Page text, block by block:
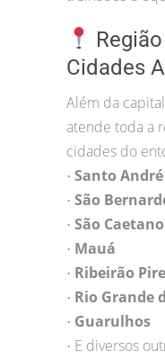
Cidades
Além da
atende toda a
cidades do
• Santo André
• São
• São
• Mauá
• Ribeirão
• Rio Grande
• Guarulhos
• E diversos